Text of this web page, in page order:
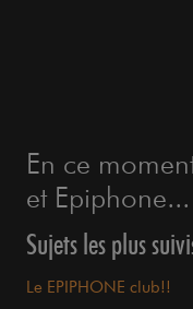
En ce
et Epiphone...
Sujets les plus
Le EPIPHONE club!!